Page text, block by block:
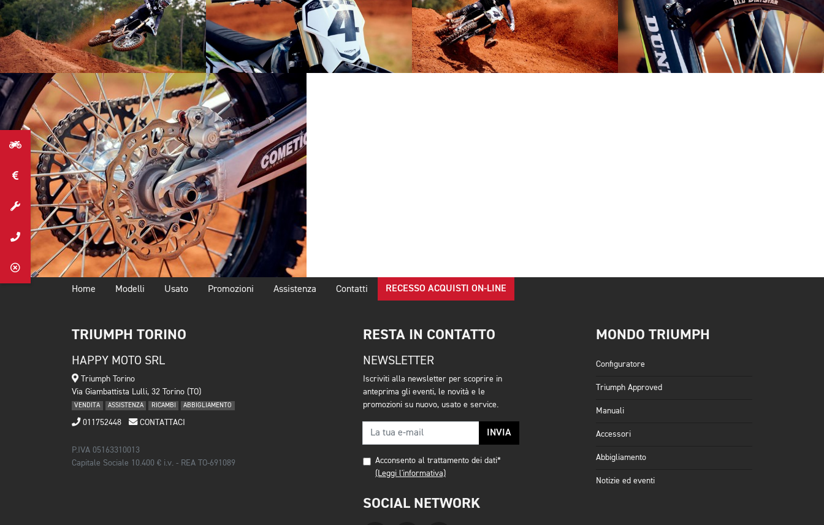
Home Modelli Usato Promozioni Assistenza Contatti RECESSO ACQUISTI ON-LINE
TRIUMPH TORINO
HAPPY MOTO SRL
Triumph Torino
Via Giambattista Lulli, 32 Torino (TO)
VENDITA ASSISTENZA RICAMBI ABBIGLIAMENTO
011752448 CONTATTACI
P.IVA 05163310013
Capitale Sociale 10.400 € i.v. - REA TO-691089
RESTA IN CONTATTO
NEWSLETTER
Iscriviti alla newsletter per scoprire in
anteprima gli eventi, le novità e le
promozioni su nuovo, usato e service.
INVIA
Acconsento al trattamento dei dati*
(Leggi l'informativa)
SOCIAL NETWORK
MONDO TRIUMPH
Configuratore
Triumph Approved
Manuali
Accessori
Abbigliamento
Notizie ed eventi